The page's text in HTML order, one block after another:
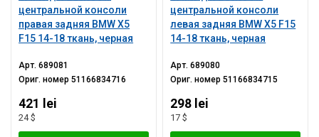
центральной консоли
правая задняя BMW X5
F15 14-18 ткань, черная
Арт.689081
Ориг. номер51166834716
421 lei
24 $
центральной консоли
левая задняя BMW X5 F15
14-18 ткань, черная
Арт.689080
Ориг. номер51166834715
298 lei
17 $